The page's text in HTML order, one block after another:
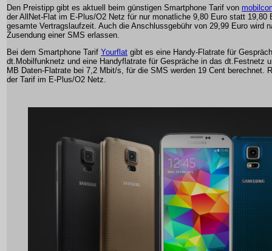
Den Preistipp gibt es aktuell beim günstigen Smartphone Tarif von
der AllNet-Flat im E-Plus/O2 Netz für nur monatliche 9,80 Euro statt 19,80
gesamte Vertragslaufzeit. Auch die Anschlussgebühr von 29,99 Euro wird
Zusendung einer SMS erlassen.
Bei dem Smartphone Tarif Yourflat gibt es eine Handy-Flatrate für
dt.Mobilfunknetz und eine Handyflatrate für Gespräche in das dt.Festnetz
MB Daten-Flatrate bei 7,2 Mbit/s, für die SMS werden 19 Cent berechnet.
der Tarif im E-Plus/O2 Netz.